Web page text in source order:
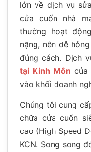
lớn về dịch vụ
cửa cuốn nhà
thường hoạt
nặng, nên dễ
đúng cách. Dịch
tại Kinh Môn của
vào khối doanh
Chúng tôi cung
chữa cửa cuốn
cao (High Speed
KCN. Song song